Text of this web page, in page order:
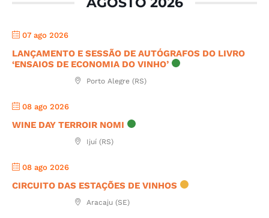
07 ago 2026
LANÇAMENTO E SESSÃO DE AUTÓGRAFOS DO LIVRO
‘ENSAIOS DE ECONOMIA DO VINHO’
Porto Alegre (RS)
08 ago 2026
WINE DAY TERROIR NOMI
Ijuí (RS)
08 ago 2026
CIRCUITO DAS ESTAÇÕES DE VINHOS
Aracaju (SE)